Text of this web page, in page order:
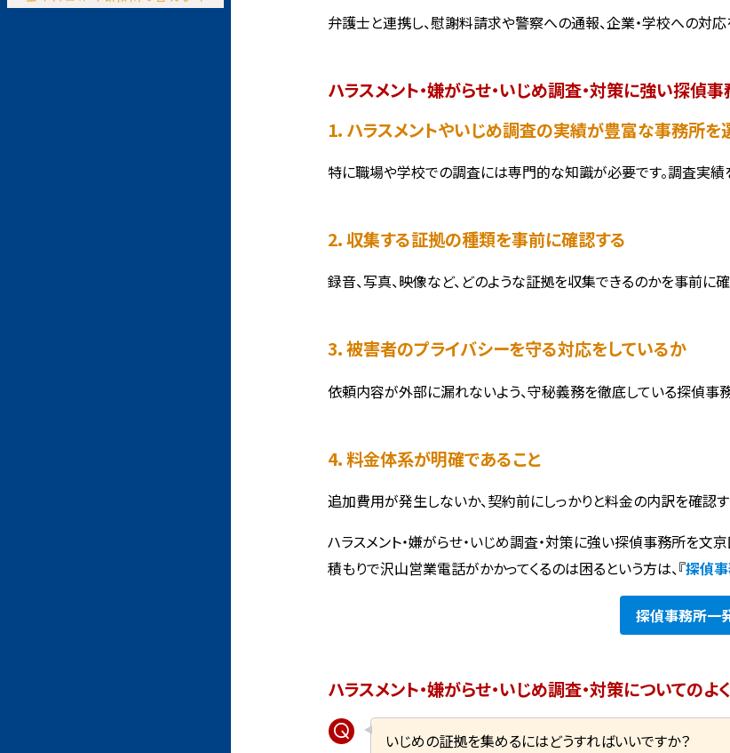
弁護士と連携し、慰謝料請求や警察への通報、企業・学校への対応
ハラスメント・嫌がらせ・いじめ調査・対策に強い探偵
1. ハラスメントやいじめ調査の実績が豊富な事務所を
特に職場や学校での調査には専門的な知識が必要です。調査実績
2. 収集する証拠の種類を事前に確認する
録音、写真、映像など、どのような証拠を収集できるのかを事前に
3. 被害者のプライバシーを守る対応をしているか
依頼内容が外部に漏れないよう、守秘義務を徹底している探偵事務
4. 料金体系が明確であること
追加費用が発生しないか、契約前にしっかりと料金の内訳を確認す
ハラスメント・嫌がらせ・いじめ調査・対策に強い探偵事務所を
積もりで沢山営業電話がかかってくるのは困るという方は、『探偵
探偵事務所一
ハラスメント・嫌がらせ・いじめ調査・対策についてのよ
いじめの証拠を集めるにはどうすればいいですか？